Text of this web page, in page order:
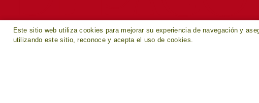
Y
Este sitio web utiliza cookies para mejorar su experiencia de navegación y
utilizando este sitio, reconoce y acepta el uso de cookies.